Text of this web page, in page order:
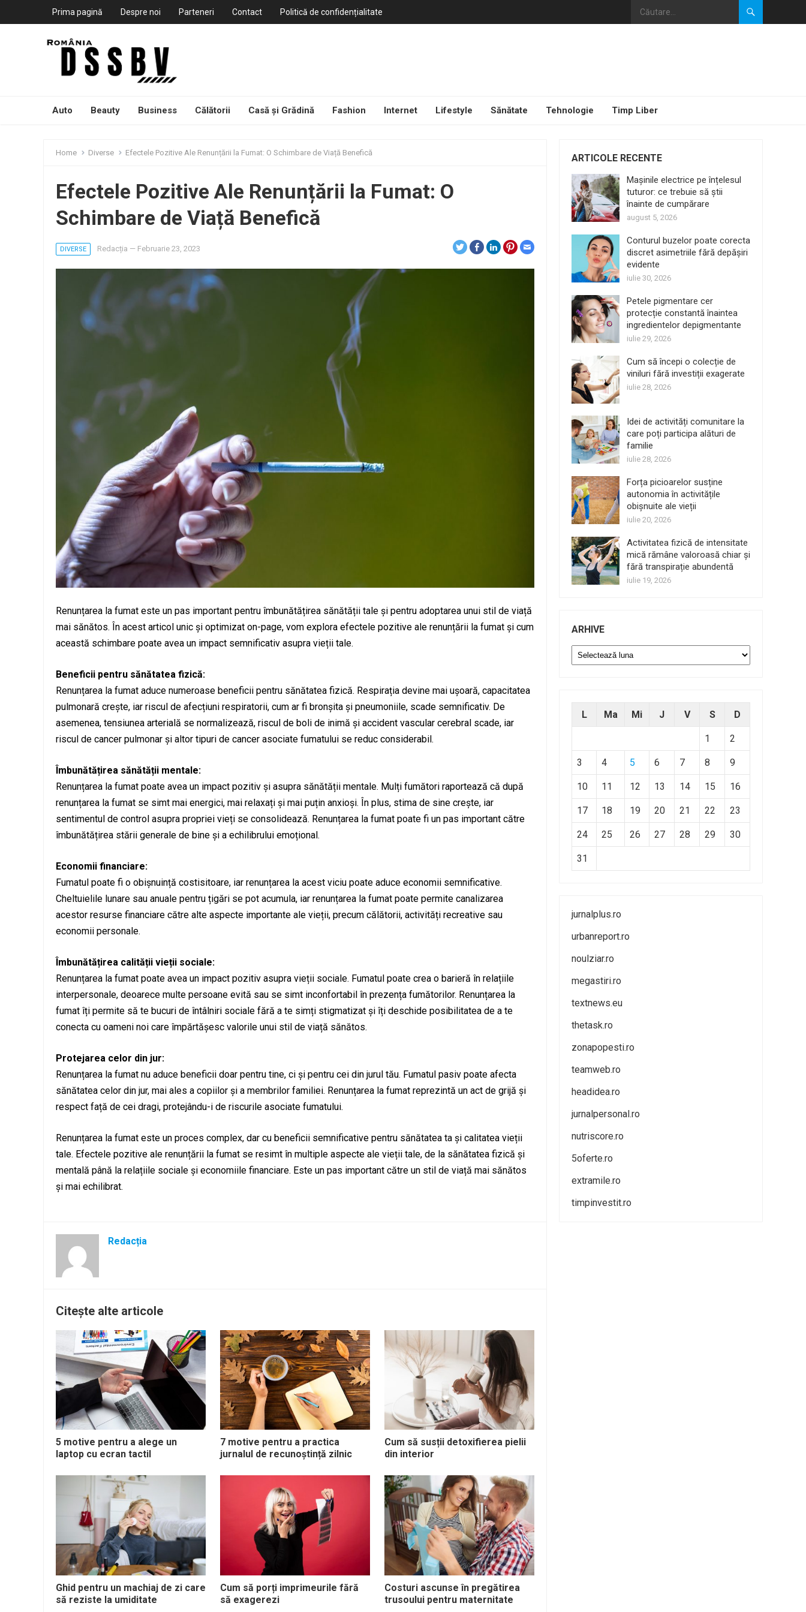
Prima pagină Despre noi Parteneri Contact Politică de confidențialitate
Auto Beauty Business Călătorii Casă și Grădină Fashion Internet Lifestyle Sănătate Tehnologie Timp Liber
Home Diverse Efectele Pozitive Ale Renunțării la Fumat: O Schimbare de Viață Benefică
Efectele Pozitive Ale Renunțării la Fumat: O
Schimbare de Viață Benefică
DIVERSE Redacția — Februarie 23, 2023
Renunțarea la fumat este un pas important pentru îmbunătățirea sănătății tale și pentru adoptarea unui stil de viață
mai sănătos. În acest articol unic și optimizat on-page, vom explora efectele pozitive ale renunțării la fumat și cum
această schimbare poate avea un impact semnificativ asupra vieții tale.
Beneficii pentru sănătatea fizică:
Renunțarea la fumat aduce numeroase beneficii pentru sănătatea fizică. Respirația devine mai ușoară, capacitatea
pulmonară crește, iar riscul de afecțiuni respiratorii, cum ar fi bronșita și pneumoniile, scade semnificativ. De
asemenea, tensiunea arterială se normalizează, riscul de boli de inimă și accident vascular cerebral scade, iar
riscul de cancer pulmonar și altor tipuri de cancer asociate fumatului se reduc considerabil.
Îmbunătățirea sănătății mentale:
Renunțarea la fumat poate avea un impact pozitiv și asupra sănătății mentale. Mulți fumători raportează că după
renunțarea la fumat se simt mai energici, mai relaxați și mai puțin anxioși. În plus, stima de sine crește, iar
sentimentul de control asupra propriei vieți se consolidează. Renunțarea la fumat poate fi un pas important către
îmbunătățirea stării generale de bine și a echilibrului emoțional.
Economii financiare:
Fumatul poate fi o obișnuință costisitoare, iar renunțarea la acest viciu poate aduce economii semnificative.
Cheltuielile lunare sau anuale pentru țigări se pot acumula, iar renunțarea la fumat poate permite canalizarea
acestor resurse financiare către alte aspecte importante ale vieții, precum călătorii, activități recreative sau
economii personale.
Îmbunătățirea calității vieții sociale:
Renunțarea la fumat poate avea un impact pozitiv asupra vieții sociale. Fumatul poate crea o barieră în relațiile
interpersonale, deoarece multe persoane evită sau se simt inconfortabil în prezența fumătorilor. Renunțarea la
fumat îți permite să te bucuri de întâlniri sociale fără a te simți stigmatizat și îți deschide posibilitatea de a te
conecta cu oameni noi care împărtășesc valorile unui stil de viață sănătos.
Protejarea celor din jur:
Renunțarea la fumat nu aduce beneficii doar pentru tine, ci și pentru cei din jurul tău. Fumatul pasiv poate afecta
sănătatea celor din jur, mai ales a copiilor și a membrilor familiei. Renunțarea la fumat reprezintă un act de grijă și
respect față de cei dragi, protejându-i de riscurile asociate fumatului.
Renunțarea la fumat este un proces complex, dar cu beneficii semnificative pentru sănătatea ta și calitatea vieții
tale. Efectele pozitive ale renunțării la fumat se resimt în multiple aspecte ale vieții tale, de la sănătatea fizică și
mentală până la relațiile sociale și economiile financiare. Este un pas important către un stil de viață mai sănătos
și mai echilibrat.
Redacția
Citește alte articole
5 motive pentru a alege un
laptop cu ecran tactil
7 motive pentru a practica
jurnalul de recunoștință zilnic
Cum să susții detoxifierea pielii
din interior
Ghid pentru un machiaj de zi care
să reziste la umiditate
Cum să porți imprimeurile fără
să exagerezi
Costuri ascunse în pregătirea
trusoului pentru maternitate
ARTICOLE RECENTE
Mașinile electrice pe înțelesul
tuturor: ce trebuie să știi
înainte de cumpărare
august 5, 2026
Conturul buzelor poate corecta
discret asimetriile fără depășiri
evidente
iulie 30, 2026
Petele pigmentare cer
protecție constantă înaintea
ingredientelor depigmentante
iulie 29, 2026
Cum să începi o colecție de
viniluri fără investiții exagerate
iulie 28, 2026
Idei de activități comunitare la
care poți participa alături de
familie
iulie 28, 2026
Forța picioarelor susține
autonomia în activitățile
obișnuite ale vieții
iulie 20, 2026
Activitatea fizică de intensitate
mică rămâne valoroasă chiar și
fără transpirație abundentă
iulie 19, 2026
ARHIVE
Arhive
L Ma Mi J V S D
1 2
3 4 5 6 7 8 9
10 11 12 13 14 15 16
17 18 19 20 21 22 23
24 25 26 27 28 29 30
31
jurnalplus.ro
urbanreport.ro
noulziar.ro
megastiri.ro
textnews.eu
thetask.ro
zonapopesti.ro
teamweb.ro
headidea.ro
jurnalpersonal.ro
nutriscore.ro
5oferte.ro
extramile.ro
timpinvestit.ro